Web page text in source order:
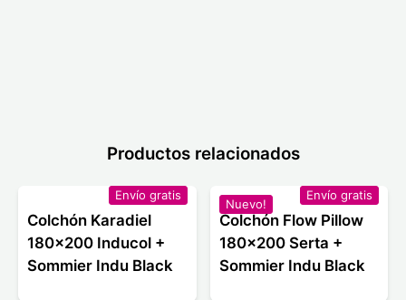
Productos relacionados
Envío gratis
Colchón Karadiel
180x200 Inducol +
Sommier Indu Black
Nuevo!
Envío gratis
Colchón Flow Pillow
180x200 Serta +
Sommier Indu Black